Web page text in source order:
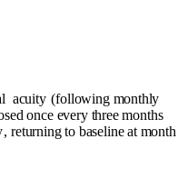
acuity (following monthly
once every three months
, returning to baseline at month